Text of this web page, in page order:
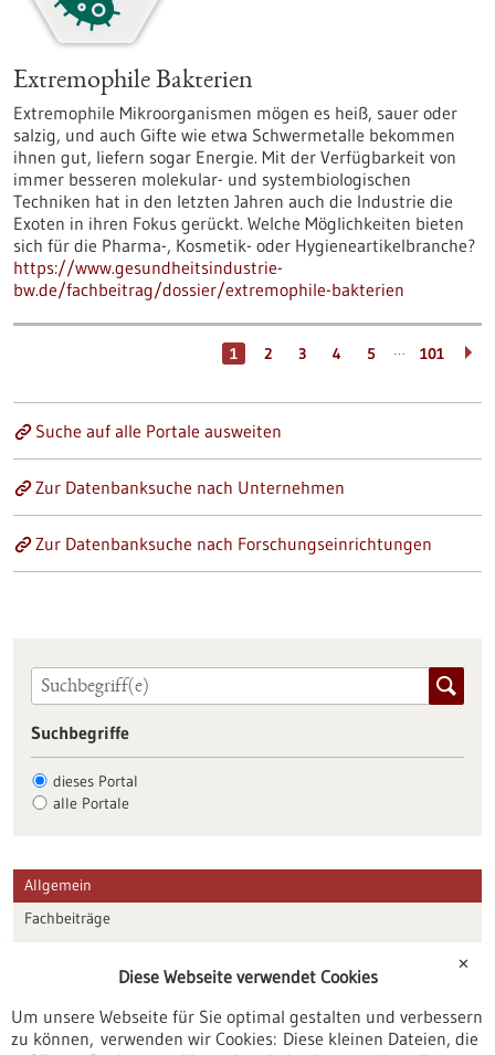
Extremophile Bakterien
Extremophile Mikroorganismen mögen es heiß, sauer oder
salzig, und auch Gifte wie etwa Schwermetalle bekommen
ihnen gut, liefern sogar Energie. Mit der Verfügbarkeit von
immer besseren molekular- und systembiologischen
Techniken hat in den letzten Jahren auch die Industrie die
Exoten in ihren Fokus gerückt. Welche Möglichkeiten bieten
sich für die Pharma-, Kosmetik- oder Hygieneartikelbranche?
https://www.gesundheitsindustrie-
bw.de/fachbeitrag/dossier/extremophile-bakterien
1 2 3 4 5 … 101
Suche auf alle Portale ausweiten
Zur Datenbanksuche nach Unternehmen
Zur Datenbanksuche nach Forschungseinrichtungen
Suchbegriffe
dieses Portal
alle Portale
Allgemein
Fachbeiträge
Veranstaltungen
Erscheinungsdatum
✕
Diese Webseite verwendet Cookies
Um unsere Webseite für Sie optimal gestalten und verbessern
zu können, verwenden wir Cookies: Diese kleinen Dateien, die